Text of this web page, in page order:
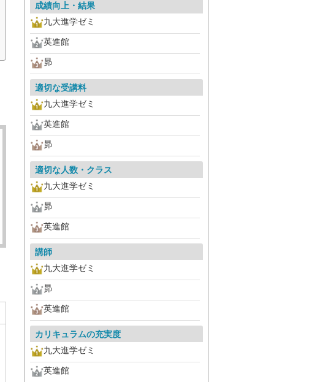
成績向上・結果
九大進学ゼミ
英進館
昴
適切な受講料
九大進学ゼミ
英進館
昴
適切な人数・クラス
九大進学ゼミ
昴
英進館
講師
九大進学ゼミ
昴
英進館
カリキュラムの充実度
九大進学ゼミ
英進館